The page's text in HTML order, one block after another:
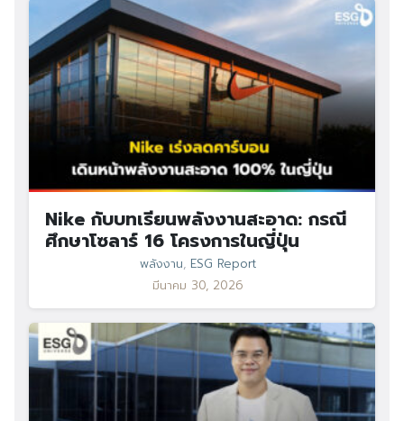
Nike กับบทเรียนพลังงานสะอาด: กรณี
ศึกษาโซลาร์ 16 โครงการในญี่ปุ่น
พลังงาน, ESG Report
มีนาคม 30, 2026